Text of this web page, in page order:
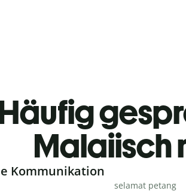
Malaiisch
Kommunikation
selamat petang